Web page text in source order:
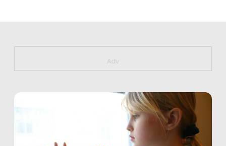
https://bit.ly/muster_aggiornamento
Adv